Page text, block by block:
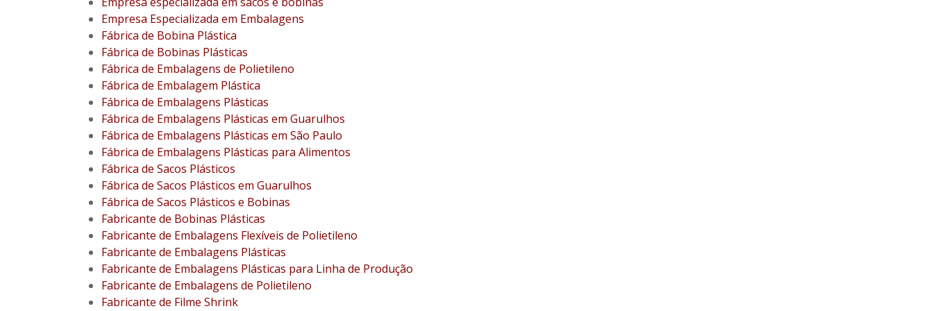
Empresa Especializada em Embalagens
Fábrica de Bobina Plástica
Fábrica de Bobinas Plásticas
Fábrica de Embalagens de Polietileno
Fábrica de Embalagem Plástica
Fábrica de Embalagens Plásticas
Fábrica de Embalagens Plásticas em Guarulhos
Fábrica de Embalagens Plásticas em São Paulo
Fábrica de Embalagens Plásticas para Alimentos
Fábrica de Sacos Plásticos
Fábrica de Sacos Plásticos em Guarulhos
Fábrica de Sacos Plásticos e Bobinas
Fabricante de Bobinas Plásticas
Fabricante de Embalagens Flexíveis de Polietileno
Fabricante de Embalagens Plásticas
Fabricante de Embalagens Plásticas para Linha de Produção
Fabricante de Embalagens de Polietileno
Fabricante de Filme Shrink